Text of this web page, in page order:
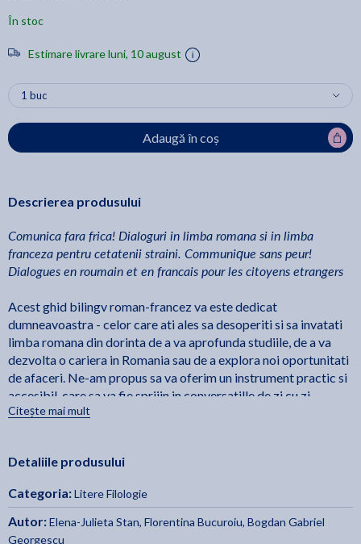
În stoc
Estimare livrare luni, 10 august
Adaugă în coș
Descrierea produsului
Comunica fara frica! Dialoguri in limba romana si in limba
franceza pentru cetatenii straini. Communique sans peur!
Dialogues en roumain et en francais pour les citoyens etrangers
Acest ghid bilingv roman-francez va este dedicat
dumneavoastra - celor care ati ales sa desoperiti si sa invatati
limba romana din dorinta de a va aprofunda studiile, de a va
dezvolta o cariera in Romania sau de a explora noi oportunitati
de afaceri. Ne-am propus sa va oferim un instrument practic si
accesibil, care sa va fie sprijin in conversatille de zi cu zi,
ajutandu-va sa comunican cu incredere si naturalete. Speram ca
orizonturi atat pe plan personal, cat si profesional. Va dorirn
- Autorii
Ce guide bilingue rournain-francois vous est dedie - a vous qui
Citește mai mult
Detaliile produsului
Categoria:Litere Filologie
Autor:Elena-Julieta Stan, Florentina Bucuroiu, Bogdan Gabriel
Georgescu